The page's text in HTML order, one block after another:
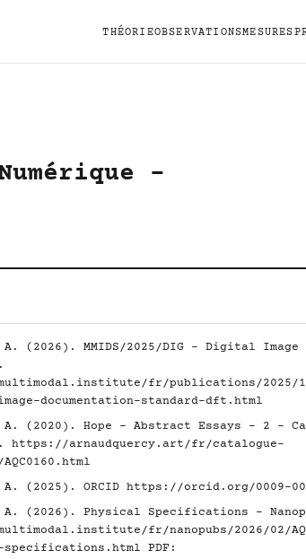
THÉORIEOBSERVATIONSMESURES
-
A. (2026). MMIDS/2025/DIG - Digital Image
fr/publications/2025/11/
documentation-standard-dft.html
A. (2020). Hope - Abstract Essays - 2 -
https://arnaudquercy.art/fr/catalogue-
(2025). ORCID https://orcid.org/0009-
A. (2026). Physical Specifications -
fr/nanopubs/2026/02/
specifications.html PDF: